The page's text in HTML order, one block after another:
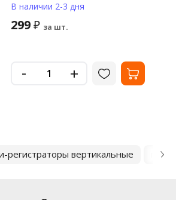
В наличии 2-3 дня
299₽ за шт.
- +
регистраторы вертикальные